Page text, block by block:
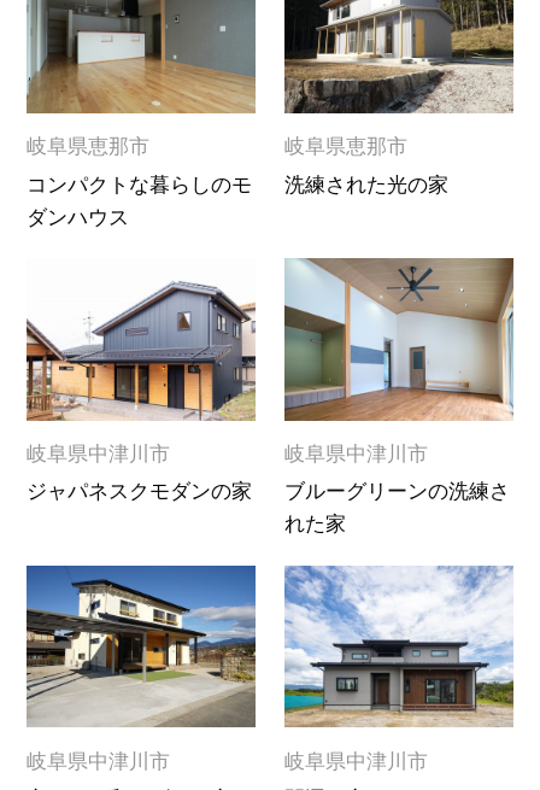
岐阜県恵那市
コンパクトな暮らしのモ
ダンハウス
岐阜県恵那市
洗練された光の家
岐阜県中津川市
ジャパネスクモダンの家
岐阜県中津川市
ブルーグリーンの洗練さ
れた家
岐阜県中津川市
岐阜県中津川市